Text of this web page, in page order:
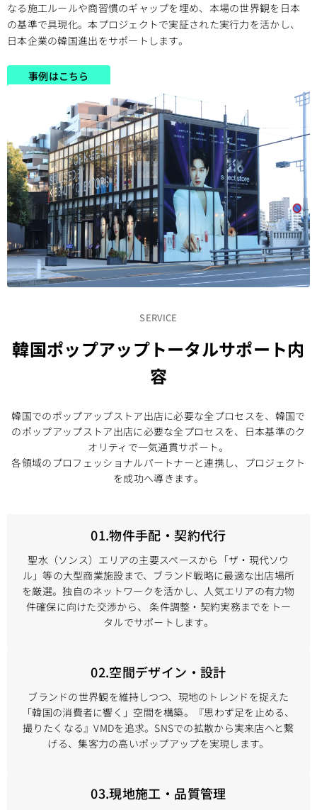
なる施工ルールや商習慣のギャップを埋め、本場の世界観を日本
の基準で具現化。本プロジェクトで実証された実行力を活かし、
日本企業の韓国進出をサポートします。​
事例はこちら​
SERVICE
韓国ポップアップトータルサポート内
容
韓国でのポップアップストア出店に必要な全プロセスを、韓国で
のポップアップストア出店に必要な全プロセスを、日本基準のク
オリティで一気通貫サポート。
各領域のプロフェッショナルパートナーと連携し、プロジェクト
を成功へ導きます。
01.物件手配・契約代行
聖水（ソンス）エリアの主要スペースから「ザ・現代ソウ
ル」等の大型商業施設まで、ブランド戦略に最適な出店場所
を厳選。独自のネットワークを活かし、人気エリアの有力物
件確保に向けた交渉から、 条件調整・契約実務までをトー
タルでサポートします。
02.空間デザイン・設計
ブランドの世界観を維持しつつ、現地のトレンドを捉えた
「韓国の消費者に響く」空間を構築。『思わず足を止める、
撮りたくなる』VMDを追求。SNSでの拡散から実来店へと繋
げる、集客力の高いポップアップを実現します。
03.現地施工・品質管理